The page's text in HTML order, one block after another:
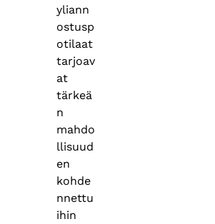
yliann
ostusp
otilaat
tarjoav
at
tärkeä
n
mahdo
llisuud
en
kohde
nnettu
ihin